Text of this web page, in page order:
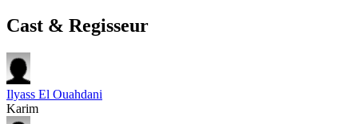
Cast & Regisseur
Ilyass El Ouahdani
Karim